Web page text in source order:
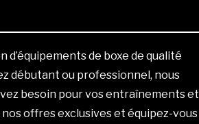
de boxe de qualité
débutant ou professionnel, nous
besoin pour vos entraînements et
offres exclusives et équipez-vous